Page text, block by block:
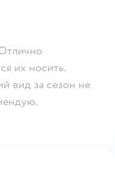
их носить.
вид за сезон не